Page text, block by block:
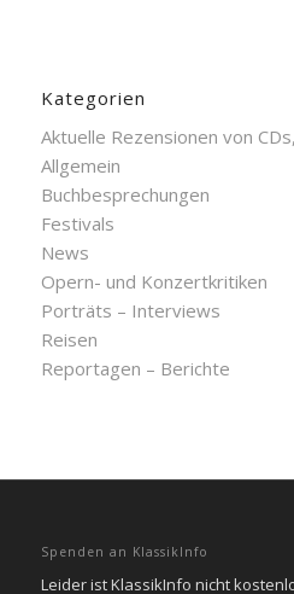
Kategorien
Aktuelle Rezensionen von
Allgemein
Buchbesprechungen
Festivals
News
Opern- und Konzertkritiken
Porträts – Interviews
Reisen
Reportagen – Berichte
Spenden an KlassikInfo
Leider ist KlassikInfo nicht